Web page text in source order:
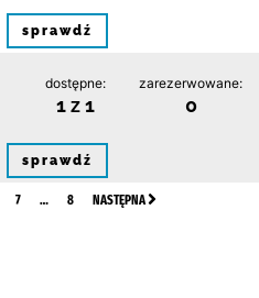
sprawdź
dostępne:
1 z 1
zarezerwowane:
0
sprawdź
7 … 8 NASTĘPNA